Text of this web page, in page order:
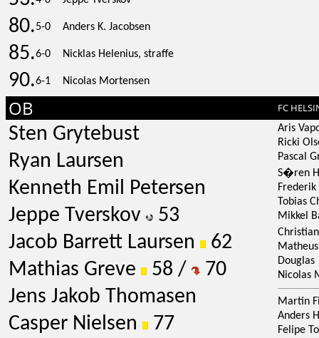
80.5-0 Anders K. Jacobsen
85.6-0 Nicklas Helenius, straffe
90.6-1 Nicolas Mortensen
OB FC
Sten Grytebust
Ryan Laursen
Kenneth Emil Petersen
Jeppe Tverskov
53
Jacob Barrett Laursen
62
Mathias Greve
58 /
70
Jens Jakob Thomasen
Casper Nielsen
77
Aris
Ricki
Pascal
S�ren
Tobias
Mikkel
Douglas
Nicolas
Martin
Anders
Felipe